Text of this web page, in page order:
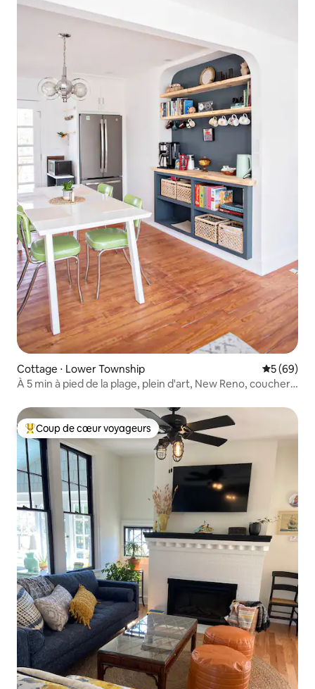
Cottage ⋅ Lower Township
5 (69)
À 5 min à pied de la plage, plein d'art, New Reno, couchers
Coups de cœur voyageurs les plus appréciés
Coup de cœur voyageurs